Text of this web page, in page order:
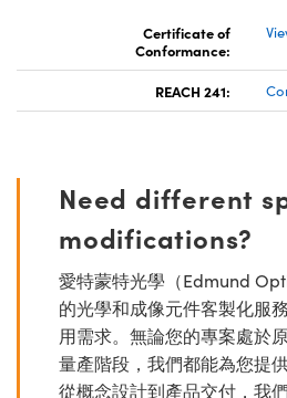
Certificate of
Conformance:
REACH 241:
Need different
modifications?
愛特蒙特光學（Edmund
的光學和成像元件客製化服
用需求。無論您的專案處於
量產階段，我們都能為您提
從概念設計到產品交付，我